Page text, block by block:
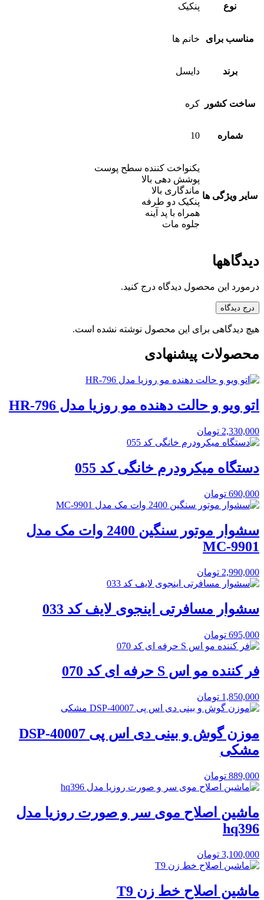
نوع پنکیک
مناسب برای خانم ها
برند دایسل
ساخت کشور کره
شماره 10
سایر ویژگی ها
یکنواخت کننده سطح پوست
پوشش دهی بالا
ماندگاری بالا
پنکیک دو طرفه
همراه با پد آینه
جلوه مات
دیدگاهها
درمورد این محصول دیدگاه درج کنید.
درج دیدگاه
هیچ دیدگاهی برای این محصول نوشته نشده است.
محصولات پیشنهادی
اتو ویو و حالت دهنده مو روزیا مدل HR-796
2,330,000 تومان
دستگاه میکرودرم خانگی کد 055
690,000 تومان
سشوار موتور سنگین 2400 وات مک مدل
MC-9901
2,990,000 تومان
سشوار مسافرتی اینجوی لایف کد 033
695,000 تومان
فر کننده مو اس S حرفه ای کد 070
1,850,000 تومان
موزن گوش و بینی دی اس پی DSP-40007
مشکی
889,000 تومان
ماشین اصلاح موی سر و صورت روزیا مدل
hq396
3,100,000 تومان
ماشین اصلاح خط زن T9